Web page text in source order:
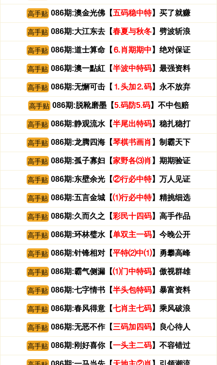
高手贴 086期:澳金光佛【五码稳中特】买了就赚
高手贴 086期:大江东去【春夏与秋冬】劈波斩浪
高手贴 086期:道士算命【 ⒍肖期期中 】绝对保证
高手贴 086期:澳一點紅【半波中特码】最强资料
高手贴 086期:无懈可击【 ⒈头加⒉码】永不放弃
高手贴 086期:脱靴磨墨【5.码防5.码】不中包赔
高手贴 086期:静观流水【半尾出特码】稳扎稳打
高手贴 086期:龙腾四海【琴棋书画肖 】制霸天下
高手贴 086期:孤子寡妇【家野各⑶肖 】期期验证
高手贴 086期:东壁余光【②行必中特】万人见证
高手贴 086期:五言金城【⑴行必中特】精挑细选
高手贴 086期:久而久之【彩民十四码】高手作品
高手贴 086期:环林璧水【单双主一码】今晚公开
高手贴 086期:针锋相对【平特⑵中⑴】勇攀高峰
高手贴 086期:霸气侧漏【⑴门中特码】傲视群雄
高手贴 086期:七字情书【半头包特码】暴富资料
高手贴 086期:春风得意【七肖主七码】乘风破浪
高手贴 086期:无恶不作【三码加四码】良心待人
高手贴 086期:刚好喜你【一头主二码】不容错过